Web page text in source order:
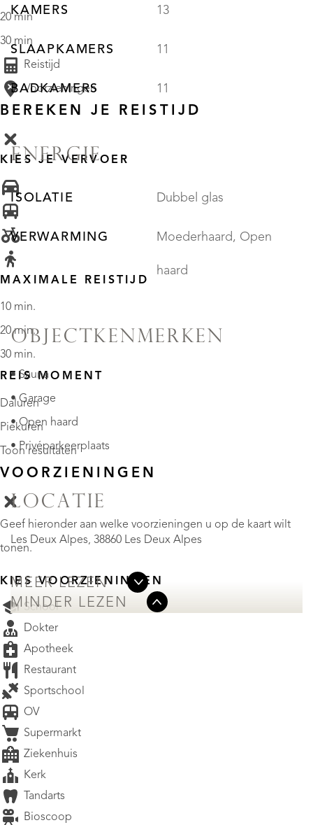
KAMERS 13
SLAAPKAMERS 11
BADKAMERS 11
ENERGIE
ISOLATIE Dubbel glas
VERWARMING Moederhaard, Open
haard
OBJECTKENMERKEN
• Sauna
• Garage
• Open haard
• Privéparkeerplaats
LOCATIE
Les Deux Alpes, 38860 Les Deux Alpes
MEER LEZEN
MINDER LEZEN
20 min
30 min
Reistijd
Voorzieningen
BEREKEN JE REISTIJD
KIES JE VERVOER
MAXIMALE REISTIJD
10 min.
20 min.
30 min.
REIS MOMENT
Daluren
Piekuren
Toon resultaten
VOORZIENINGEN
Geef hieronder aan welke voorzieningen u op de kaart wilt
tonen.
KIES VOORZIENINGEN
School
Dokter
Apotheek
Restaurant
Sportschool
OV
Supermarkt
Ziekenhuis
Kerk
Tandarts
Bioscoop